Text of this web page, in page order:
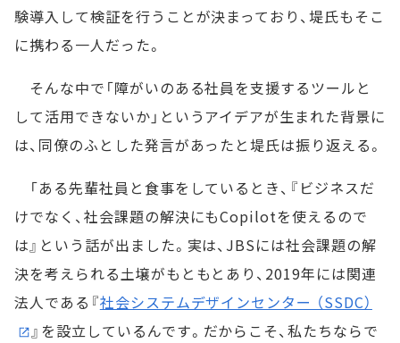
験導入して検証を行うことが決まっており、堤氏もそこ
に携わる一人だった。
そんな中で「障がいのある社員を支援するツールと
して活用できないか」というアイデアが生まれた背景に
は、同僚のふとした発言があったと堤氏は振り返える。
「ある先輩社員と食事をしているとき、『ビジネスだ
けでなく、社会課題の解決にもCopilotを使えるので
は』という話が出ました。実は、JBSには社会課題の解
決を考えられる土壌がもともとあり、2019年には関連
法人である『社会システムデザインセンター （SSDC）
』を設立しているんです。だからこそ、私たちならで